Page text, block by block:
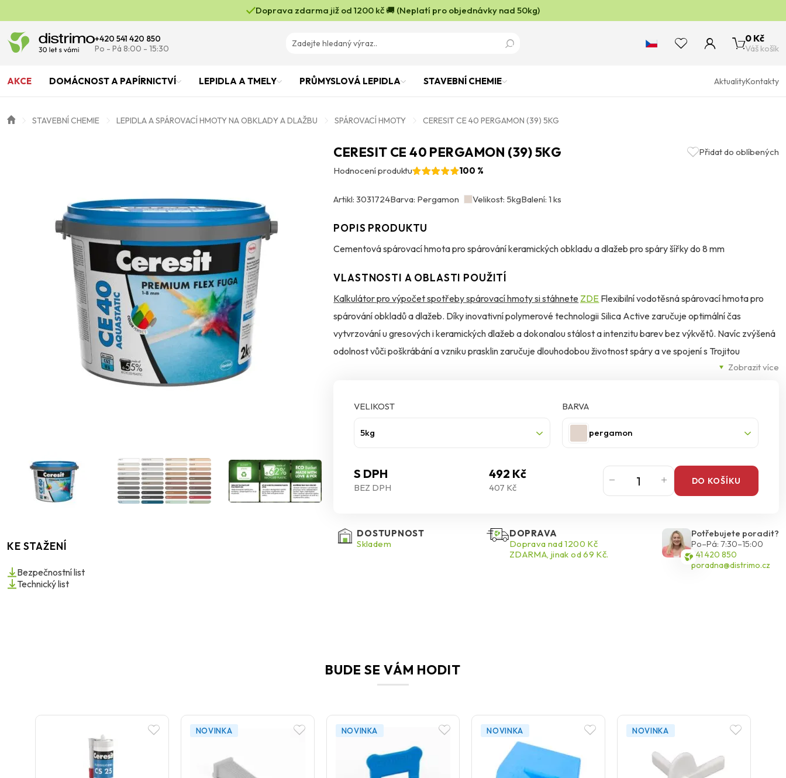
Doprava zdarma již od 1200 kč 🚚 (Neplatí pro objednávky nad 50kg)
+420 541 420 850
Po - Pá 8:00 - 15:30
0 Kč
Váš košík
AKCE DOMÁCNOST A PAPÍRNICTVÍ LEPIDLA A TMELY PRŮMYSLOVÁ LEPIDLA STAVEBNÍ CHEMIE AktualityKontakty
STAVEBNÍ CHEMIE LEPIDLA A SPÁROVACÍ HMOTY NA OBKLADY A DLAŽBU SPÁROVACÍ HMOTY CERESIT CE 40 PERGAMON (39) 5KG
CERESIT CE 40 PERGAMON (39) 5KG
Přidat do oblíbených
Hodnocení produktu
100 %
Artikl: 3031724Barva: Pergamon Velikost: 5kgBalení: 1 ks
KE STAŽENÍ
Bezpečnostní list
Technický list
POPIS PRODUKTU
Cementová spárovací hmota pro spárování keramických obkladu a dlažeb pro spáry šířky do 8 mm
Zobrazit více
VLASTNOSTI A OBLASTI POUŽITÍ
Kalkulátor pro výpočet spotřeby spárovací hmoty si stáhnete ZDE Flexibilní vodotěsná spárovací hmota pro
spárování obkladů a dlažeb. Díky inovativní polymerové technologii Silica Active zaručuje optimální čas
vytvrzování u gresových i keramických dlažeb a dokonalou stálost a intenzitu barev bez výkvětů. Navíc zvýšená
odolnost vůči poškrábání a vzniku prasklin zaručuje dlouhodobou životnost spáry a ve spojení s Trojitou
VELIKOST
5kg
BARVA
pergamon
S DPH 492 Kč
BEZ DPH 407 Kč
DO KOŠÍKU
DOSTUPNOST
Skladem
DOPRAVA
Doprava nad 1200 Kč
ZDARMA, jinak od 69 Kč.
Potřebujete poradit?
Po–Pá: 7:30–15:00
541 420 850
poradna@distrimo.cz
BUDE SE VÁM HODIT
NOVINKA NOVINKA NOVINKA NOVINKA